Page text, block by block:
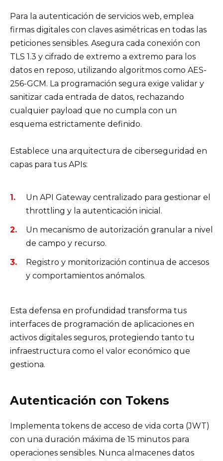
Para la autenticación de servicios web, emplea
firmas digitales con claves asimétricas en todas las
peticiones sensibles. Asegura cada conexión con
TLS 1.3 y cifrado de extremo a extremo para los
datos en reposo, utilizando algoritmos como AES-
256-GCM. La programación segura exige validar y
sanitizar cada entrada de datos, rechazando
cualquier payload que no cumpla con un
esquema estrictamente definido.
Establece una arquitectura de ciberseguridad en
capas para tus APIs:
Un API Gateway centralizado para gestionar el
throttling y la autenticación inicial.
Un mecanismo de autorización granular a nivel
de campo y recurso.
Registro y monitorización continua de accesos
y comportamientos anómalos.
Esta defensa en profundidad transforma tus
interfaces de programación de aplicaciones en
activos digitales seguros, protegiendo tanto tu
infraestructura como el valor económico que
gestiona.
Autenticación con Tokens
Implementa tokens de acceso de vida corta (JWT)
con una duración máxima de 15 minutos para
operaciones sensibles. Nunca almacenes datos